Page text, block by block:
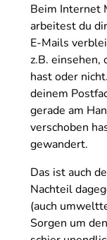
Beim Internet
arbeitest du
E-Mails
z.B. einsehen,
hast oder
deinem
gerade am
verschoben
gewandert.
Das ist auch
Nachteil
(auch
Sorgen um